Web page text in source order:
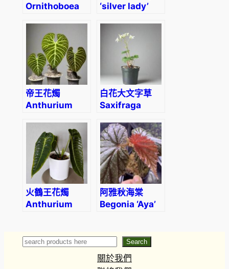
Ornithoboea
‘silver lady’
帝王花燭
Anthurium
白花大文字草
Saxifraga
‘Alpina’
火鶴王花燭
Anthurium
阿雅秋海棠
Begonia ‘Aya’
Search Search
關於我們